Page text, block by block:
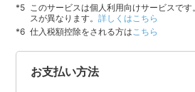
このサービスは個人利用向けサービスで
スが異なります。詳しくはこちら
仕入税額控除をされる方は こちら
お支払い方法